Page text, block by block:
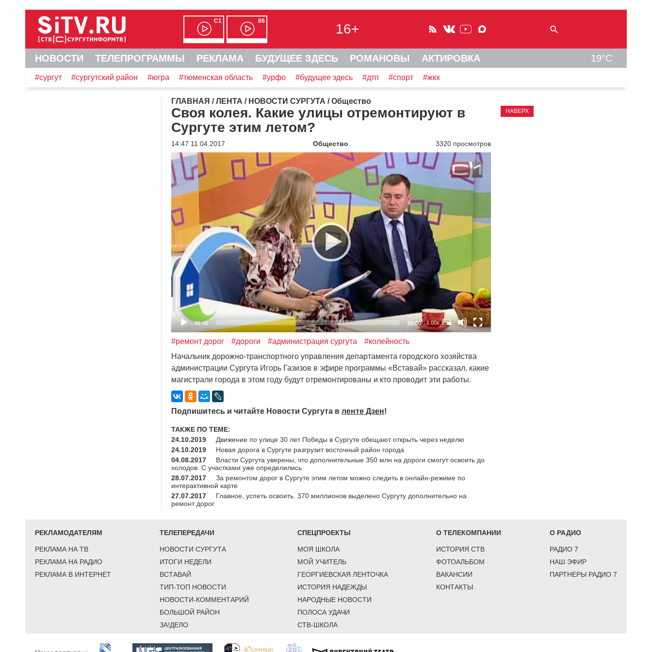
С1 86
16+
НОВОСТИ ТЕЛЕПРОГРАММЫ РЕКЛАМА БУДУЩЕЕ ЗДЕСЬ РОМАНОВЫ АКТИРОВКА 19°C
#сургут #сургутский район #югра #тюменская область #урфо #будущее здесь #дтп #спорт #жкх
ГЛАВНАЯ /ЛЕНТА / НОВОСТИ СУРГУТА /Общество
Своя колея. Какие улицы отремонтируют в
Сургуте этим летом?
14:47 11.04.2017 Общество 3320 просмотров
Видеоплеер
00:00 00:00 1.00x
#ремонт дорог #дороги #администрация сургута
#колейность
Начальник дорожно-транспортного управления департамента городского хозяйства
администрации Сургута Игорь Газизов в эфире программы «Вставай» рассказал, какие
магистрали города в этом году будут отремонтированы и кто проводит эти работы.
Подпишитесь и читайте Новости Сургута в ленте Дзен!
ТАКЖЕ ПО ТЕМЕ:
24.10.2019
Движение по улице 30 лет Победы в Сургуте обещают открыть через неделю
24.10.2019
Новая дорога в Сургуте разгрузит восточный район города
04.08.2017
Власти Сургута уверены, что дополнительные 350 млн на дороги смогут освоить до
холодов. С участками уже определились
28.07.2017
За ремонтом дорог в Сургуте этим летом можно следить в онлайн-режиме по
интерактивной карте
27.07.2017
Главное, успеть освоить. 370 миллионов выделено Сургуту дополнительно на
ремонт дорог
НАВЕРХ
РЕКЛАМОДАТЕЛЯМ
РЕКЛАМА НА ТВ
РЕКЛАМА НА РАДИО
РЕКЛАМА В ИНТЕРНЕТ
ТЕЛЕПЕРЕДАЧИ
НОВОСТИ СУРГУТА
ИТОГИ НЕДЕЛИ
ВСТАВАЙ
ТИП-ТОП НОВОСТИ
НОВОСТИ-КОММЕНТАРИЙ
БОЛЬШОЙ РАЙОН
ЗА!ДЕЛО
СПЕЦПРОЕКТЫ
МОЯ ШКОЛА
МОЙ УЧИТЕЛЬ
ГЕОРГИЕВСКАЯ ЛЕНТОЧКА
ИСТОРИЯ НАДЕЖДЫ
НАРОДНЫЕ НОВОСТИ
ПОЛОСА УДАЧИ
СТВ-ШКОЛА
О ТЕЛЕКОМПАНИИ
ИСТОРИЯ СТВ
ФОТОАЛЬБОМ
ВАКАНСИИ
КОНТАКТЫ
О РАДИО
РАДИО 7
НАШ ЭФИР
ПАРТНЕРЫ РАДИО 7